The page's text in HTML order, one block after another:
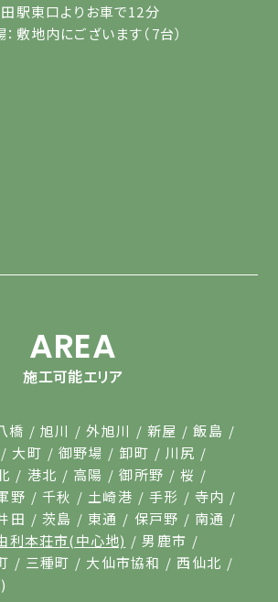
駅東口よりお車で12分
敷地内にございます（7台）
AREA
施工可能エリア
橋 旭川 外旭川 新屋
飯島
大町 御野場 卸町
川尻
港北 高陽 御所野
桜
野 千秋 土崎港 手形
寺内
田 茨島 東通 保戸野
南通
利本荘市(中心地)
男鹿市
三種町 大仙市協和
西仙北